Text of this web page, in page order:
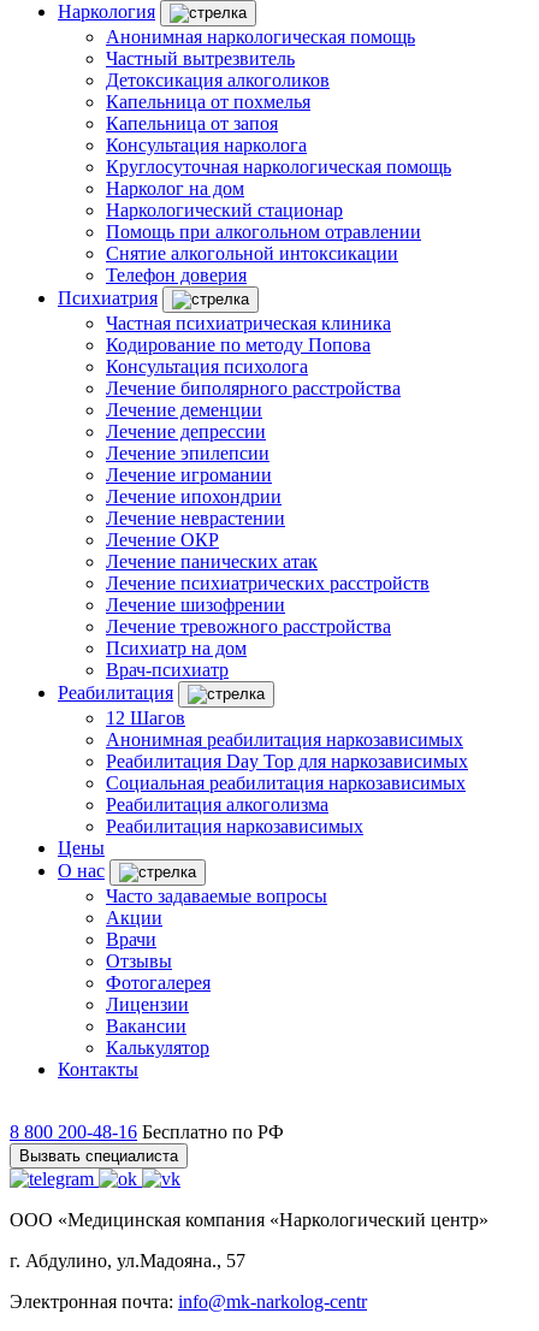
Наркология
Анонимная наркологическая помощь
Частный вытрезвитель
Детоксикация алкоголиков
Капельница от похмелья
Капельница от запоя
Консультация нарколога
Круглосуточная наркологическая помощь
Нарколог на дом
Наркологический стационар
Помощь при алкогольном отравлении
Снятие алкогольной интоксикации
Телефон доверия
Психиатрия
Частная психиатрическая клиника
Кодирование по методу Попова
Консультация психолога
Лечение биполярного расстройства
Лечение деменции
Лечение депрессии
Лечение эпилепсии
Лечение игромании
Лечение ипохондрии
Лечение неврастении
Лечение ОКР
Лечение панических атак
Лечение психиатрических расстройств
Лечение шизофрении
Лечение тревожного расстройства
Психиатр на дом
Врач-психиатр
Реабилитация
12 Шагов
Анонимная реабилитация наркозависимых
Реабилитация Day Top для наркозависимых
Социальная реабилитация наркозависимых
Реабилитация алкоголизма
Реабилитация наркозависимых
Цены
О нас
Часто задаваемые вопросы
Акции
Врачи
Отзывы
Фотогалерея
Лицензии
Вакансии
Калькулятор
Контакты
8 800 200-48-16 Бесплатно по РФ
Вызвать специалиста
ООО «Медицинская компания «Наркологический центр»
г. Абдулино, ул.Мадояна., 57
Электронная почта: info@mk-narkolog-centr